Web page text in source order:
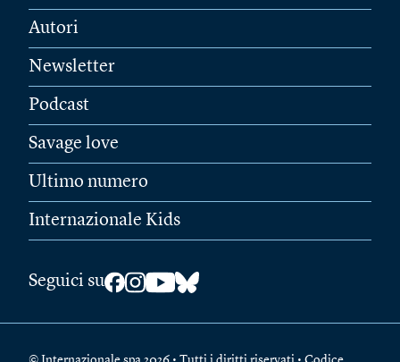
Autori
Newsletter
Podcast
Savage love
Ultimo numero
Internazionale Kids
Seguici su